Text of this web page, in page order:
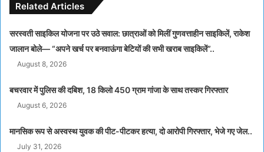
Related Articles
सरस्वती साइकिल योजना पर उठे सवाल: छात्राओं को मिलीं गुणवत्ताहीन साइकिलें, राकेश
जालान बोले— “अपने खर्च पर बनवाऊंगा बेटियों की सभी खराब साइकिलें”..
August 8, 2026
बचरवार में पुलिस की दबिश, 18 किलो 450 ग्राम गांजा के साथ तस्कर गिरफ्तार
August 6, 2026
मानसिक रूप से अस्वस्थ युवक की पीट-पीटकर हत्या, दो आरोपी गिरफ्तार, भेजे गए जेल..
July 31, 2026